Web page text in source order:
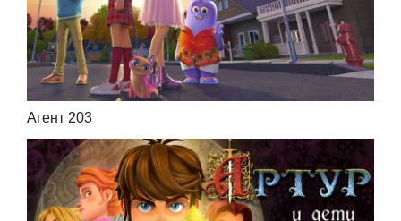
Агент 203